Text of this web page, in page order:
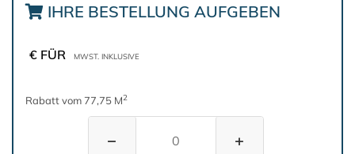
IHRE BESTELLUNG AUFGEBEN
€ FÜR MWST. INKLUSIVE
Rabatt vom 77,75 M2
− +